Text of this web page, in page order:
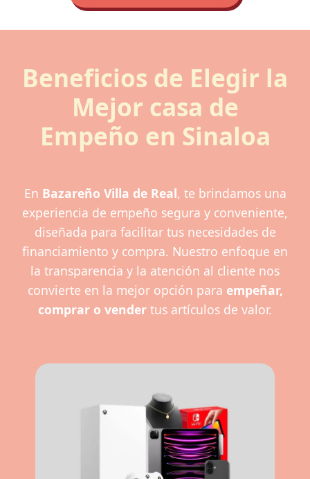
Beneficios de Elegir la
Mejor casa de
Empeño en Sinaloa
En Bazareño Villa de Real, te brindamos una
experiencia de empeño segura y conveniente,
diseñada para facilitar tus necesidades de
financiamiento y compra. Nuestro enfoque en
la transparencia y la atención al cliente nos
convierte en la mejor opción para empeñar,
comprar o vender tus artículos de valor.